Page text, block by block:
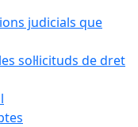
judicials que
sol·licituds de dret